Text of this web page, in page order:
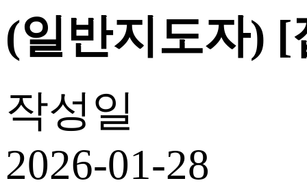
(일반지도자)
작성일
2026-01-28